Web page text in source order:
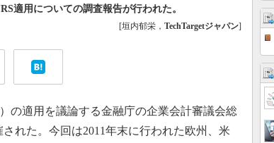
適用についての調査報告が行われた。
[垣内郁栄， TechTargetジャパン]
の適用を議論する金融庁の企業会計審議会総
れた。今回は2011年末に行われた欧州、米